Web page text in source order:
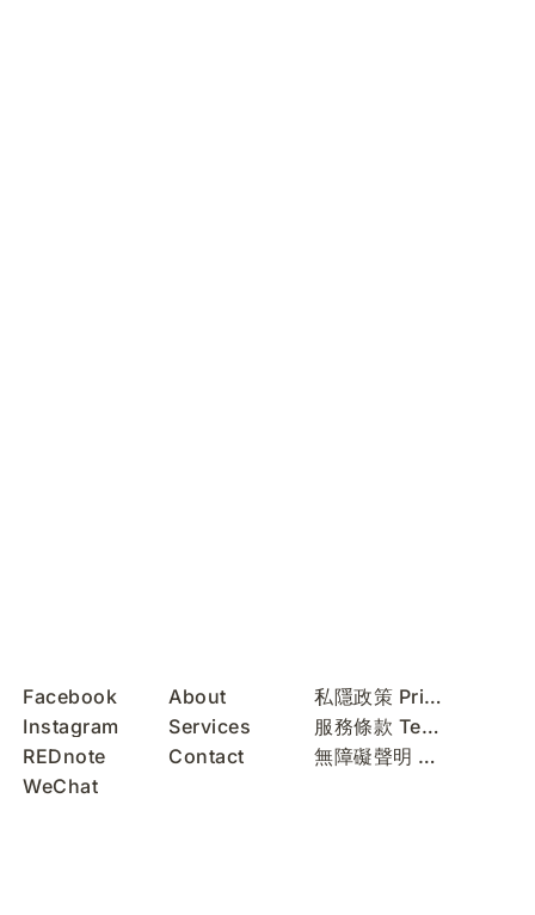
Facebook
Instagram
REDnote
WeChat
About
Services
Contact
私隱政策 Privacy Policy
服務條款 Terms of Use
無障礙聲明 Accessibility Statement